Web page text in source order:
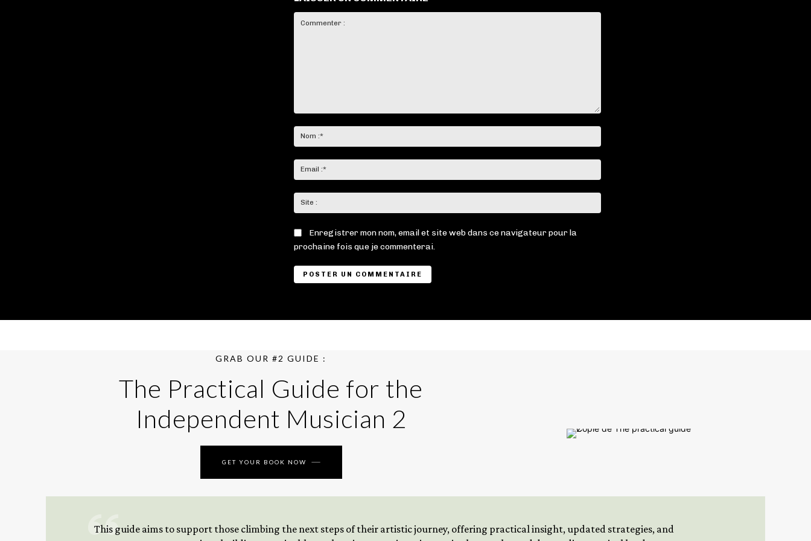
:*
:*
:
Enregistrer mon nom, email et site web dans ce navigateur pour la
prochaine fois que je commenterai.
GRAB OUR #2 GUIDE :
The Practical Guide for the
Independent Musician 2
GET YOUR BOOK NOW
This guide aims to support those climbing the next steps of their artistic journey, offering practical insight, updated strategies, and